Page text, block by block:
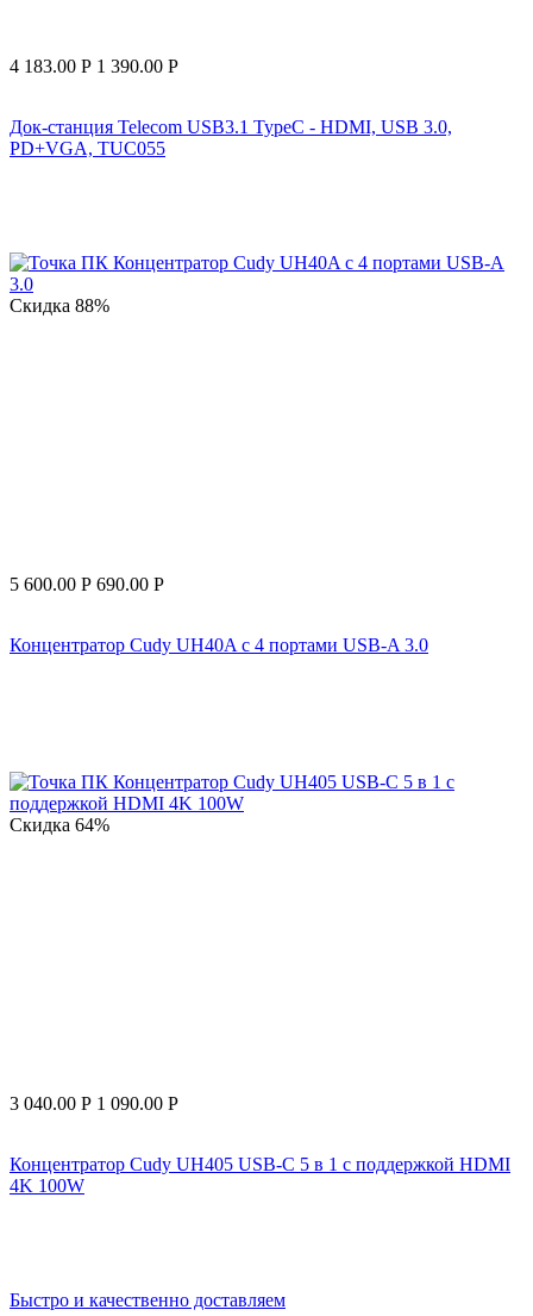
4 183.00 Р 1 390.00 Р
Док-станция Telecom USB3.1 TypeC - HDMI, USB 3.0,
PD+VGA, TUC055
Скидка 88%
5 600.00 Р 690.00 Р
Концентратор Cudy UH40A с 4 портами USB-A 3.0
Скидка 64%
3 040.00 Р 1 090.00 Р
Концентратор Cudy UH405 USB-C 5 в 1 с поддержкой HDMI
4K 100W
Быстро и качественно доставляем